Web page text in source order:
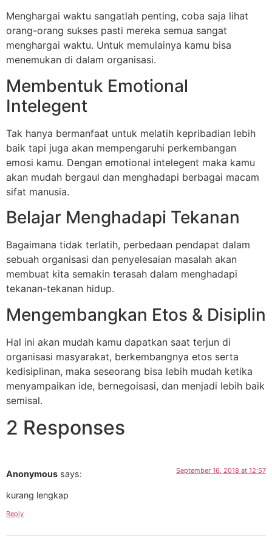
Menghargai waktu sangatlah penting, coba saja lihat
orang-orang sukses pasti mereka semua sangat
menghargai waktu. Untuk memulainya kamu bisa
menemukan di dalam organisasi.
Membentuk Emotional
Intelegent
Tak hanya bermanfaat untuk melatih kepribadian lebih
baik tapi juga akan mempengaruhi perkembangan
emosi kamu. Dengan emotional intelegent maka kamu
akan mudah bergaul dan menghadapi berbagai macam
sifat manusia.
Belajar Menghadapi Tekanan
Bagaimana tidak terlatih, perbedaan pendapat dalam
sebuah organisasi dan penyelesaian masalah akan
membuat kita semakin terasah dalam menghadapi
tekanan-tekanan hidup.
Mengembangkan Etos & Disiplin
Hal ini akan mudah kamu dapatkan saat terjun di
organisasi masyarakat, berkembangnya etos serta
kedisiplinan, maka seseorang bisa lebih mudah ketika
menyampaikan ide, bernegoisasi, dan menjadi lebih baik
semisal.
2 Responses
Anonymous says: September 16, 2018 at 12:57
kurang lengkap
Reply